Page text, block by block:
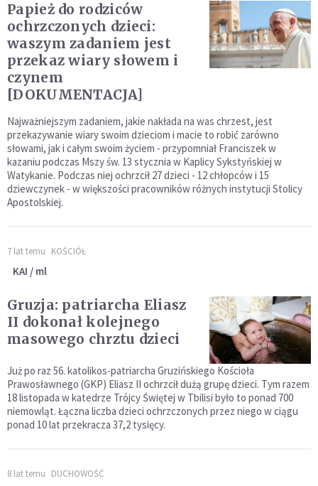
Papież do rodziców
ochrzczonych dzieci:
waszym zadaniem jest
przekaz wiary słowem i
czynem
[DOKUMENTACJA]
Najważniejszym zadaniem, jakie nakłada na was chrzest, jest
przekazywanie wiary swoim dzieciom i macie to robić zarówno
słowami, jak i całym swoim życiem - przypomniał Franciszek w
kazaniu podczas Mszy św. 13 stycznia w Kaplicy Sykstyńskiej w
Watykanie. Podczas niej ochrzcił 27 dzieci - 12 chłopców i 15
dziewczynek - w większości pracowników różnych instytucji Stolicy
Apostolskiej.
7 lat temu KOŚCIÓŁ
KAI / ml
Gruzja: patriarcha Eliasz
II dokonał kolejnego
masowego chrztu dzieci
Już po raz 56. katolikos-patriarcha Gruzińskiego Kościoła
Prawosławnego (GKP) Eliasz II ochrzcił dużą grupę dzieci. Tym razem
18 listopada w katedrze Trójcy Świętej w Tbilisi było to ponad 700
niemowląt. Łączna liczba dzieci ochrzczonych przez niego w ciągu
ponad 10 lat przekracza 37,2 tysięcy.
8 lat temu DUCHOWOŚĆ